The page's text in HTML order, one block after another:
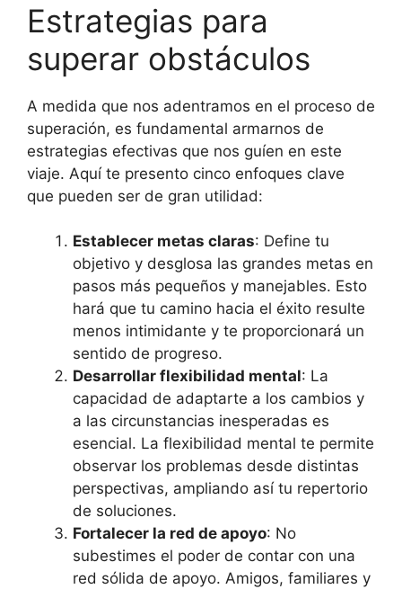
Estrategias para
superar obstáculos
A medida que nos adentramos en el proceso de
superación, es fundamental armarnos de
estrategias efectivas que nos guíen en este
viaje. Aquí te presento cinco enfoques clave
que pueden ser de gran utilidad:
Establecer metas claras: Define tu
objetivo y desglosa las grandes metas en
pasos más pequeños y manejables. Esto
hará que tu camino hacia el éxito resulte
menos intimidante y te proporcionará un
sentido de progreso.
Desarrollar flexibilidad mental: La
capacidad de adaptarte a los cambios y
a las circunstancias inesperadas es
esencial. La flexibilidad mental te permite
observar los problemas desde distintas
perspectivas, ampliando así tu repertorio
de soluciones.
Fortalecer la red de apoyo: No
subestimes el poder de contar con una
red sólida de apoyo. Amigos, familiares y